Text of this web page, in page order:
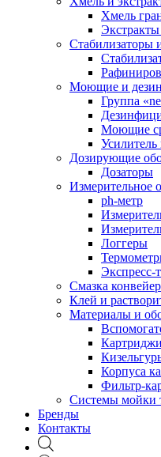
Хмель
Cтабилизаторы
Моющие и
Группа
Моющие
Дозирующие
Дозаторы
Измерительное
ph-метр
Логгеры
Экспресс-
Cмазка
Клей и
Материалы и
Корпуса
Фильтр-
Системы мойки
Бренды
Контакты